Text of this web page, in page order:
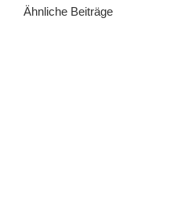
Ähnliche Beiträge